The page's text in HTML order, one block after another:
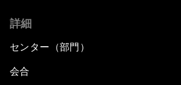
詳細
センター（部門）
会合